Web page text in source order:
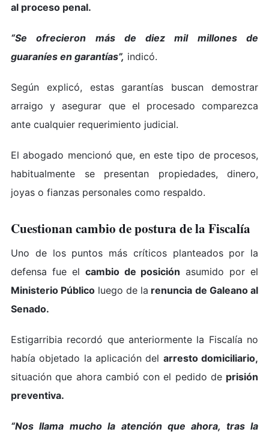
al proceso penal.
“Se ofrecieron más de diez mil millones de
guaraníes en garantías”, indicó.
Según explicó, estas garantías buscan demostrar
arraigo y asegurar que el procesado comparezca
ante cualquier requerimiento judicial.
El abogado mencionó que, en este tipo de procesos,
habitualmente se presentan propiedades, dinero,
joyas o fianzas personales como respaldo.
Cuestionan cambio de postura de la Fiscalía
Uno de los puntos más críticos planteados por la
defensa fue el cambio de posición asumido por el
Ministerio Público luego de la renuncia de Galeano al
Senado.
Estigarribia recordó que anteriormente la Fiscalía no
había objetado la aplicación del arresto domiciliario,
situación que ahora cambió con el pedido de prisión
preventiva.
“Nos llama mucho la atención que ahora, tras la